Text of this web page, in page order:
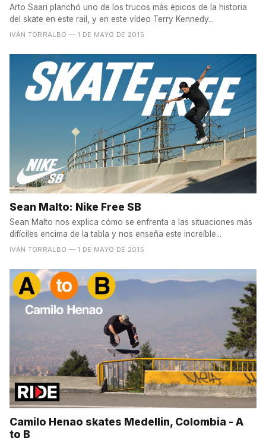
Arto Saari planchó uno de los trucos más épicos de la historia
del skate en este rail, y en este vídeo Terry Kennedy...
IVÁN TORRALBO — 1 DE MAYO DE 2015
Sean Malto: Nike Free SB
Sean Malto nos explica cómo se enfrenta a las situaciones más
difíciles encima de la tabla y nos enseña este increíble...
IVÁN TORRALBO — 1 DE MAYO DE 2015
Camilo Henao skates Medellin, Colombia - A
to B